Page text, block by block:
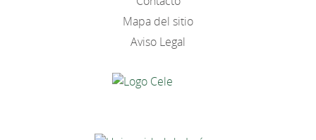
Mapa del sitio
Aviso Legal